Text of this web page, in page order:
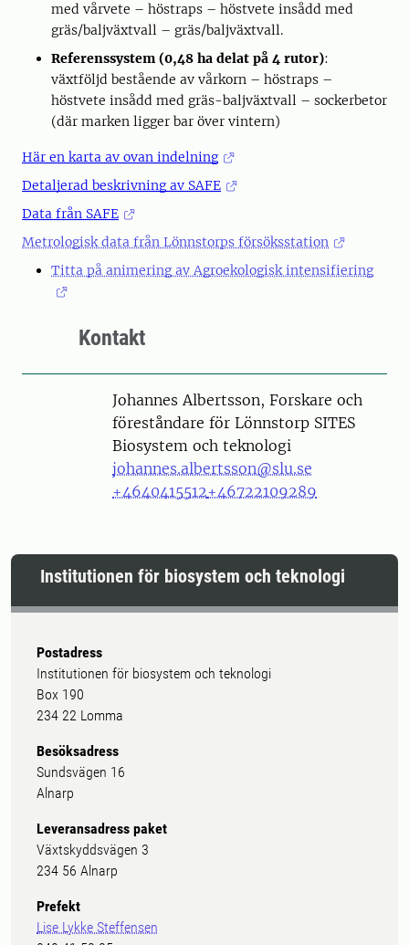
med vårvete – höstraps – höstvete insådd med
gräs/baljväxtvall – gräs/baljväxtvall.
Referenssystem (0,48 ha delat på 4 rutor):
växtföljd bestående av vårkorn – höstraps –
höstvete insådd med gräs-baljväxtvall – sockerbetor
(där marken ligger bar över vintern)
Här en karta av ovan indelning
Detaljerad beskrivning av SAFE
Data från SAFE
Metrologisk data från Lönnstorps försöksstation
Titta på animering av Agroekologisk intensifiering
Kontakt
PersonJohannes Albertsson, Forskare och
föreståndare för Lönnstorp SITES
Biosystem och teknologi
johannes.albertsson@slu.se
+4640415512+46722109289
Institutionen för biosystem och teknologi
Postadress
Institutionen för biosystem och teknologi
Box 190
234 22 Lomma
Besöksadress
Sundsvägen 16
Alnarp
Leveransadress paket
Växtskyddsvägen 3
234 56 Alnarp
Prefekt
Lise Lykke Steffensen